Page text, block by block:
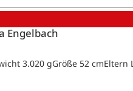
Engelbach
3.020 gGröße 52